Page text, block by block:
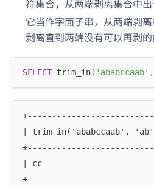
符集合，从两端剥离集合中出
它当作字面子串，从两端剥
剥离直到两端没有可以再剥的
SELECT trim_in( 'ababccaab' ,
| trim_in('ababccaab',
| cc